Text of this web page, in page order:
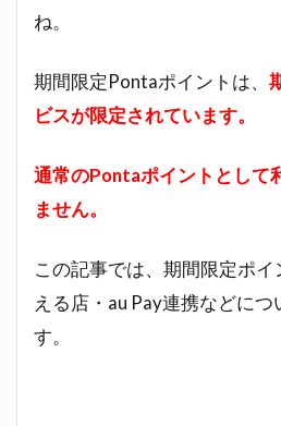
ね。
期間限定Pontaポイントは、
ビスが限定されています。
通常のPontaポイントとして
ません。
この記事では、期間限定ポ
える店・au Pay連携などにつ
す。